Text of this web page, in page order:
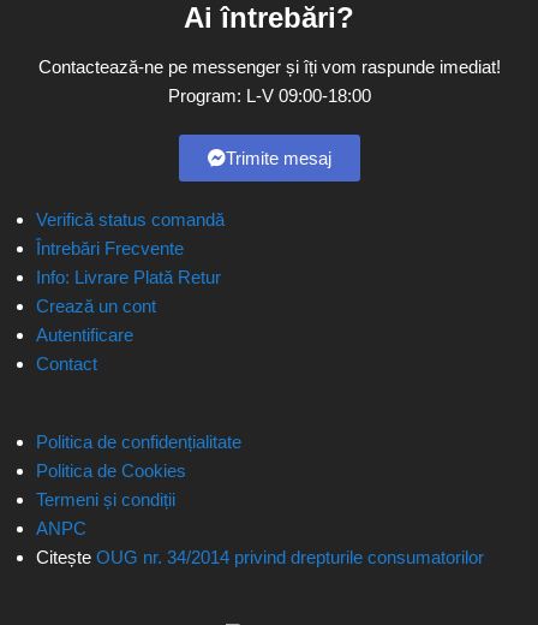
Ai întrebări?
Contactează-ne pe messenger și îți vom raspunde imediat!
Program: L-V 09:00-18:00
Trimite mesaj
Verifică status comandă
Întrebări Frecvente
Info: Livrare Plată Retur
Crează un cont
Autentificare
Contact
Politica de confidențialitate
Politica de Cookies
Termeni și condiții
ANPC
Citește OUG nr. 34/2014 privind drepturile consumatorilor